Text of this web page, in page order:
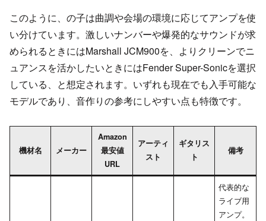
このように、の子は曲調や会場の環境に応じてアンプを使
い分けています。激しいナンバーや爆発的なサウンドが求
められるときにはMarshall JCM900を、よりクリーンでニ
ュアンスを活かしたいときにはFender Super-Sonicを選択
している、と想定されます。いずれも現在でも入手可能な
モデルであり、音作りの参考にしやすい点も特徴です。
機材名 メーカー
Amazon
最安値
URL
アーティ
スト
ギタリス
ト
備考
代表的な
ライブ用
アンプ。